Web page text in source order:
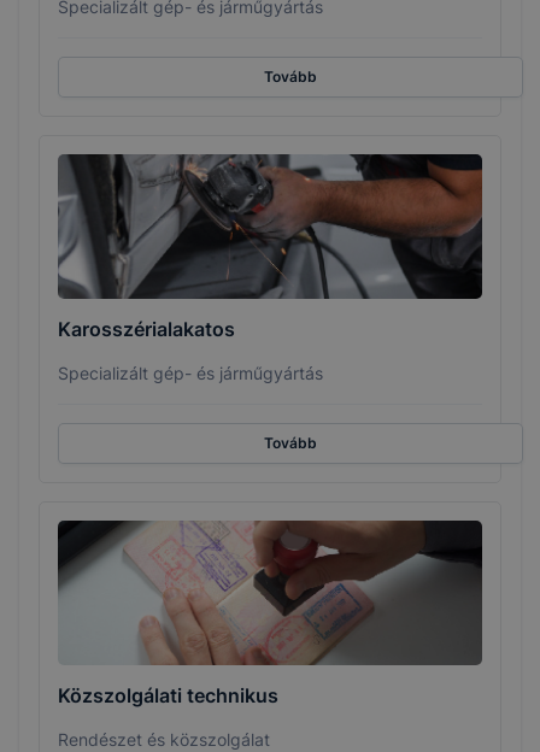
Specializált gép- és járműgyártás
Tovább
Karosszérialakatos
Specializált gép- és járműgyártás
Tovább
Közszolgálati technikus
Rendészet és közszolgálat